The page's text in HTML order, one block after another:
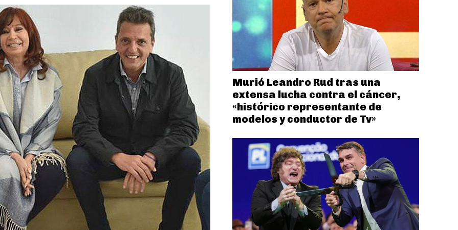
Murió Leandro Rud tras una
extensa lucha contra el cáncer,
«histórico representante de
modelos y conductor de Tv»